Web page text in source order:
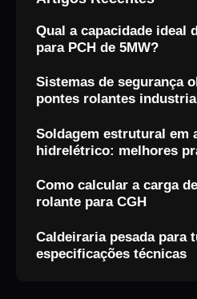
Qual a capacidade ideal
para PCH de 5MW?
Sistemas de segurança
pontes rolantes
Soldagem estrutural em
hidrelétrico: melhores
Como calcular a carga
rolante para CGH
Caldeiraria pesada para
especificações técnicas